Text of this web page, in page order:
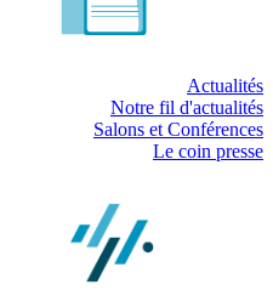
Actualités
Notre fil d'actualités
Salons et Conférences
Le coin presse